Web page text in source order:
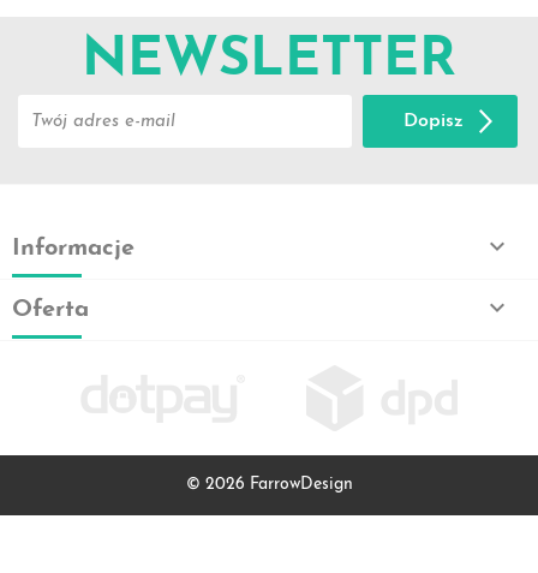
NEWSLETTER
Dopisz
Informacje 
Oferta 
© 2026 FarrowDesign